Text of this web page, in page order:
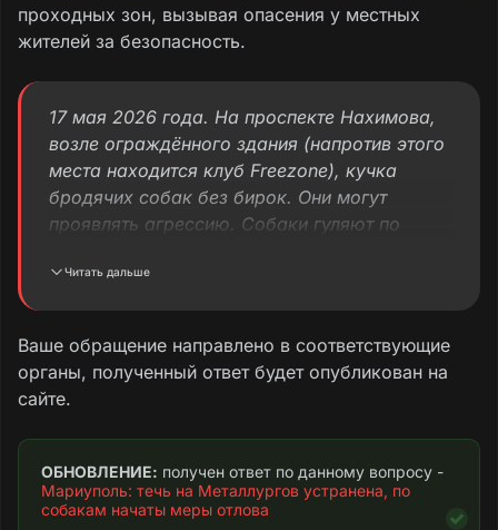
проходных зон, вызывая опасения у местных
жителей за безопасность.
17 мая 2026 года. На проспекте Нахимова,
возле ограждённого здания (напротив этого
места находится клуб Freezone), кучка
бродячих собак без бирок. Они могут
проявлять агрессию. Собаки гуляют по
займётся бродячими собаками в
Надеюсь, что по результатам обращения
ситуация изменится, будет осуществлён
выезд на место и произведён отлов собак.
Читать дальше
Ваше обращение направлено в соответствующие
органы, полученный ответ будет опубликован на
сайте.
ОБНОВЛЕНИЕ:
Мариуполь: течь на Металлургов устранена, по
собакам начаты меры отлова